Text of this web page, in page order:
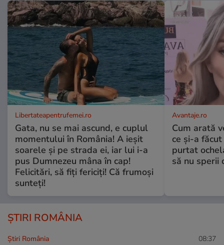
Libertateapentrufemei.ro
Gata, nu se mai ascund, e cuplul
momentului în România! A ieșit
soarele și pe strada ei, iar lui i-a
pus Dumnezeu mâna în cap!
Felicitări, să fiți fericiți! Că frumoși
sunteți!
Avantaje.ro
Cum arată
ce și-a
purtat
să nu sperii
ȘTIRI ROMÂNIA
Știri România 08:37